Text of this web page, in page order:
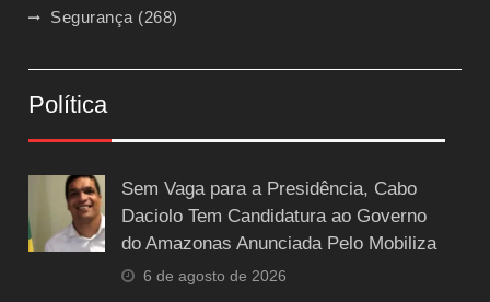
Segurança (268)
Política
Sem Vaga para a Presidência, Cabo
Daciolo Tem Candidatura ao Governo
do Amazonas Anunciada Pelo Mobiliza
6 de agosto de 2026